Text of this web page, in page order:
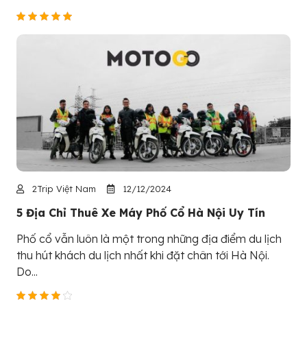
2Trip Việt Nam 12/12/2024
5 Địa Chỉ Thuê Xe Máy Phố Cổ Hà Nội Uy Tín
Phố cổ vẫn luôn là một trong những địa điểm du lịch
thu hút khách du lịch nhất khi đặt chân tới Hà Nội.
Do...